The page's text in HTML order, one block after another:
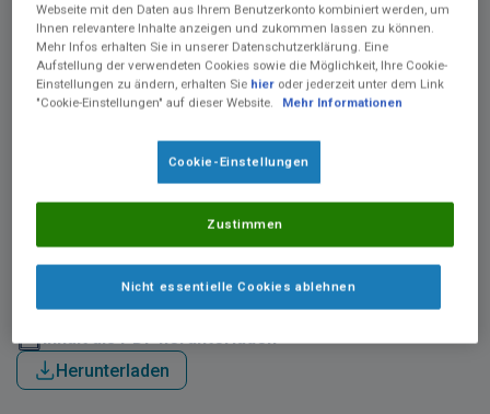
(EEN) mit der Crohn’s Disease Exclusion Diet (CDED) in
Herunterladen
Webseite mit den Daten aus Ihrem Benutzerkonto kombiniert werden, um
Ihnen relevantere Inhalte anzeigen und zukommen lassen zu können.
Mehr Infos erhalten Sie in unserer Datenschutzerklärung. Eine
Aufstellung der verwendeten Cookies sowie die Möglichkeit, Ihre Cookie-
Einstellungen zu ändern, erhalten Sie hier oder jederzeit unter dem Link
"Cookie-Einstellungen" auf dieser Website.
Mehr Informationen
Cookie-Einstellungen
Nicht essentielle Cookies ablehnen
Zustimmen